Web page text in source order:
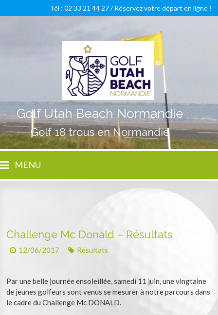
Golf Utah Beach Normandie
Golf 18 trous en Normandie
Tél : 02 33 21 44 27 /Réservez votre départ en ligne !
MENU
Challenge Mc Donald – Résultats
12/06/2017 Résultats
Par une belle journée ensoleillée, samedi 11 juin, une vingtaine
de jeunes golfeurs sont venus se mesurer à notre parcours dans
le cadre du Challenge Mc DONALD.